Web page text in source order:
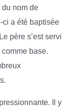
du nom de
ci a été baptisée
père s’est servi
base.
Il y